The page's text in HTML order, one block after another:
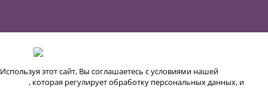
Используя этот сайт, Вы соглашаетесь с условиями нашей
, которая регулирует обработку персональных данных, и